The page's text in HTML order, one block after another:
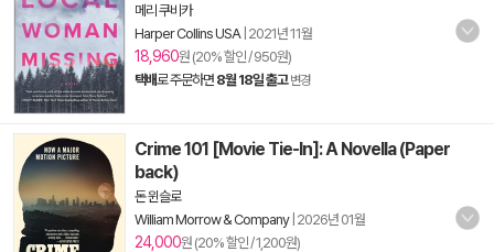
메리 쿠비카
Harper Collins USA| 2021년 11월
18,960원 (20% 할인 / 950원)
택배로 주문하면 8월 18일 출고 변경
Crime 101 [Movie Tie-In]: A Novella (Paper
back)
돈 윈슬로
William Morrow & Company| 2026년 01월
24,000원 (20% 할인 / 1,200원)